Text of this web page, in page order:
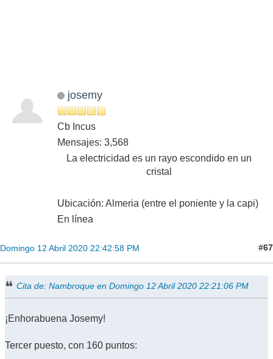
josemy
Cb Incus
Mensajes: 3,568
La electricidad es un rayo escondido en un
cristal
Ubicación: Almeria (entre el poniente y la capi)
En línea
Domingo 12 Abril 2020 22:42:58 PM #67
Cita de: Nambroque en Domingo 12 Abril 2020 22:21:06 PM
¡Enhorabuena Josemy!
Tercer puesto, con 160 puntos: